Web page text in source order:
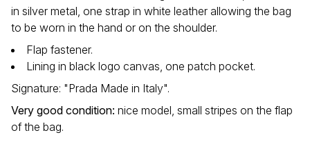
in silver metal, one strap in white leather allowing the bag
to be worn in the hand or on the shoulder.
Flap fastener.
Lining in black logo canvas, one patch pocket.
Signature: "Prada Made in Italy".
Very good condition: nice model, small stripes on the flap
of the bag.